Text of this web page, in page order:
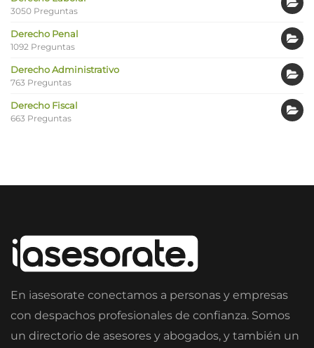
3050 Preguntas
Derecho Penal
1092 Preguntas
Derecho Administrativo
763 Preguntas
Derecho Fiscal
663 Preguntas
En iasesorate conectamos a personas y empresas
con despachos profesionales de confianza. Somos
un directorio de asesores y abogados, y también un